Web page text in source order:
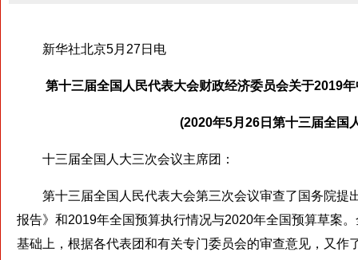
新华社北京5月27日电
第十三届全国人民代表大会财政经济委员会关于2019
(2020年5月26日第十三届全国
十三届全国人大三次会议主席团：
第十三届全国人民代表大会第三次会议审查了国务院提
报告》和2019年全国预算执行情况与2020年全国预算草案
基础上，根据各代表团和有关专门委员会的审查意见，又